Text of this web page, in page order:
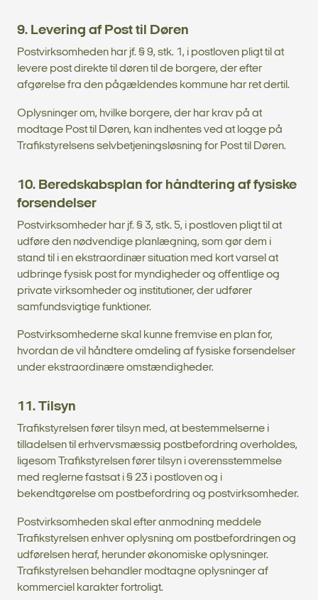
9. Levering af Post til Døren
Postvirksomheden har jf. § 9, stk. 1, i postloven pligt til at
levere post direkte til døren til de borgere, der efter
afgørelse fra den pågældendes kommune har ret dertil.
Oplysninger om, hvilke borgere, der har krav på at
modtage Post til Døren, kan indhentes ved at logge på
Trafikstyrelsens selvbetjeningsløsning for Post til Døren.
10. Beredskabsplan for håndtering af fysiske
forsendelser
Postvirksomheder har jf. § 3, stk. 5, i postloven pligt til at
udføre den nødvendige planlægning, som gør dem i
stand til i en ekstraordinær situation med kort varsel at
udbringe fysisk post for myndigheder og offentlige og
private virksomheder og institutioner, der udfører
samfundsvigtige funktioner.
Postvirksomhederne skal kunne fremvise en plan for,
hvordan de vil håndtere omdeling af fysiske forsendelser
under ekstraordinære omstændigheder.
11. Tilsyn
Trafikstyrelsen fører tilsyn med, at bestemmelserne i
tilladelsen til erhvervsmæssig postbefordring overholdes,
ligesom Trafikstyrelsen fører tilsyn i overensstemmelse
med reglerne fastsat i § 23 i postloven og i
bekendtgørelse om postbefordring og postvirksomheder.
Postvirksomheden skal efter anmodning meddele
Trafikstyrelsen enhver oplysning om postbefordringen og
udførelsen heraf, herunder økonomiske oplysninger.
Trafikstyrelsen behandler modtagne oplysninger af
kommerciel karakter fortroligt.